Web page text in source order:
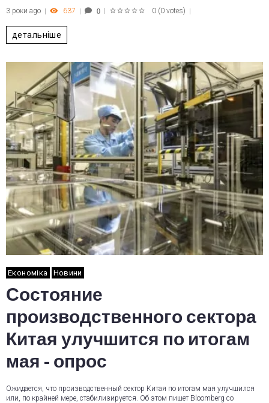
3 роки ago 637 0 0 (0 votes)
детальніше
Економіка Новини
Состояние
производственного сектора
Китая улучшится по итогам
мая - опрос
Ожидается, что производственный сектор Китая по итогам мая улучшился
или, по крайней мере, стабилизируется. Об этом пишет Bloomberg со